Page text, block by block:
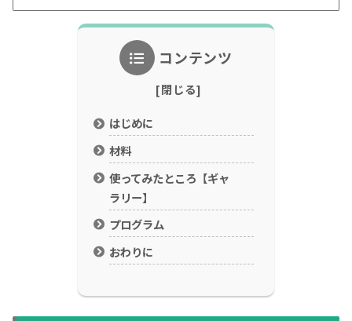
コンテンツ
はじめに
材料
使ってみたところ【ギャ
ラリー】
プログラム
おわりに